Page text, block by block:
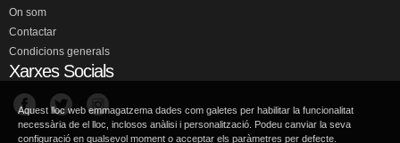
On som
Contactar
Condicions generals
Xarxes Socials
Aquest lloc web emmagatzema dades com galetes per habilitar la funcionalitat
necessària de el lloc, inclosos anàlisi i personalització. Podeu canviar la seva
configuració en qualsevol moment o acceptar els paràmetres per defecte.